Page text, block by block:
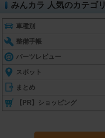
みんカラ 人気のカテゴリ
車種別
整備手帳
パーツレビュー
スポット
まとめ
【PR】ショッピング